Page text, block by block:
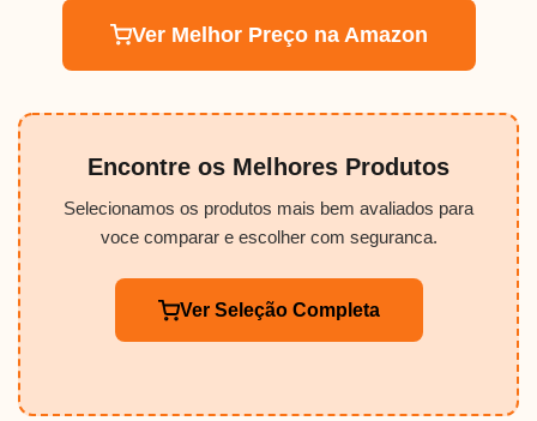
Ver Melhor Preço na Amazon
Encontre os Melhores Produtos
Selecionamos os produtos mais bem avaliados para
voce comparar e escolher com seguranca.
Ver Seleção Completa